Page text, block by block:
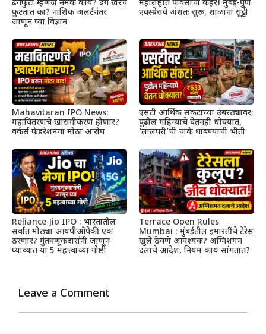
ढगफुटी म्हणजे नेमकं काय? ढग खरंच
फुटतात का? नाशिक अलर्टनंतर
जाणून घ्या विज्ञान
महाराष्ट्रात पावसाचा कहर! मुंबई-पुणे
एक्स्प्रेसवे अंशतः सुरू, शाळांना सुट्टी
Mahavitaran IPO News:
महावितरणचे खासगीकरण होणार?
वर्कर्स फेडरेशनचा मोठा आरोप
एसटी आर्थिक संकटाच्या उंबरठ्यावर;
पुढील महिन्याचे वेतनही धोक्यात,
‘लालपरी’ची चाके थांबण्याची भीती
Reliance Jio IPO : भारतातील
सर्वात मोठ्या आयपीओंपैकी एक
ठरणार? गुंतवणूकदारांनी जाणून
घ्याव्यात या 5 महत्त्वाच्या गोष्टी
Terrace Open Rules
Mumbai : मुंबईतील इमारतींचे टेरेस
खुले ठेवणे आवश्यक? अग्निशमन
दलाचे आदेश, नियम काय सांगतात?
Leave a Comment
Comment